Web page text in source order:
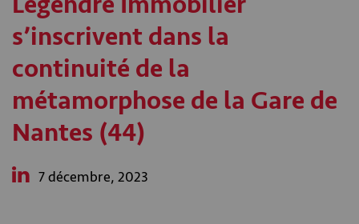
s’inscrivent dans la
continuité de la
métamorphose de la Gare de
Nantes (44)
7 décembre, 2023